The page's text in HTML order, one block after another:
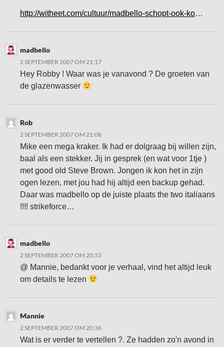
http://witheet.com/cultuur/madbello-schopt-ook-ko…
madbello
2 SEPTEMBER 2007 OM 21:17
Hey Robby ! Waar was je vanavond ? De groeten van
de glazenwasser
Rob
2 SEPTEMBER 2007 OM 21:08
Mike een mega kraker. Ik had er dolgraag bij willen zijn,
baal als een stekker. Jij in gesprek (en wat voor 1tje )
met good old Steve Brown. Jongen ik kon het in zijn
ogen lezen, met jou had hij altijd een backup gehad.
Daar was madbello op de juiste plaats the two italiaans
!!!! strikeforce…
madbello
2 SEPTEMBER 2007 OM 20:53
@ Mannie, bedankt voor je verhaal, vind het altijd leuk
om details te lezen
Mannie
2 SEPTEMBER 2007 OM 20:36
Wat is er verder te vertellen ?. Ze hadden zo'n avond in